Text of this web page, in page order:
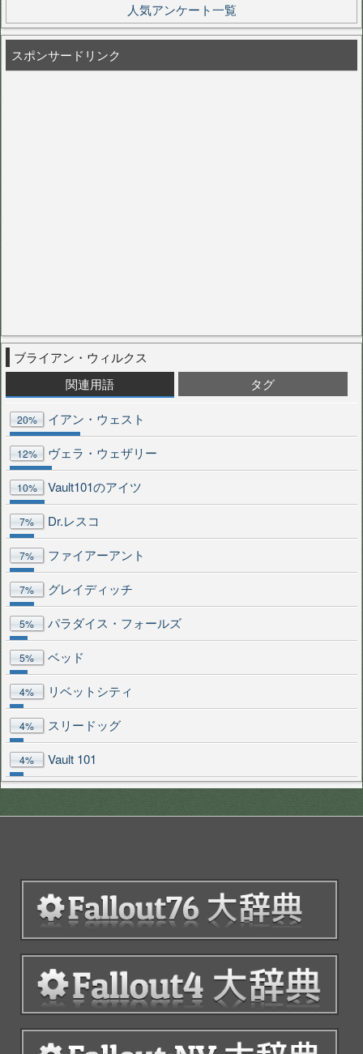
人気アンケート一覧
スポンサードリンク
ブライアン・ウィルクス
関連用語
タグ
20% イアン・ウェスト
12% ヴェラ・ウェザリー
10% Vault101のアイツ
7% Dr.レスコ
7% ファイアーアント
7% グレイディッチ
5% パラダイス・フォールズ
5% ベッド
4% リベットシティ
4% スリードッグ
4% Vault 101